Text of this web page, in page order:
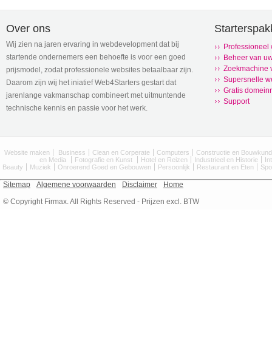
Over ons
Wij zien na jaren ervaring in webdevelopment dat bij
startende ondernemers een behoefte is voor een goed
prijsmodel, zodat professionele websites betaalbaar zijn.
Daarom zijn wij het iniatief Web4Starters gestart dat
jarenlange vakmanschap combineert met uitmuntende
technische kennis en passie voor het werk.
Professioneel
Beheer van
Zoekmachine
Supersnelle
Gratis
Support
Website maken Business Clean en Corperate Computers
Constructie en
en Media
Fotografie en Kunst Hotel en Reizen Industrieel en Historie
Beauty
Muziek Onroerend Goed en Gebouwen Persoonlijk Restaurant en Eten
Sitemap Algemene voorwaarden Disclaimer
Home
© Copyright Firmax. All Rights Reserved - Prijzen excl. BTW